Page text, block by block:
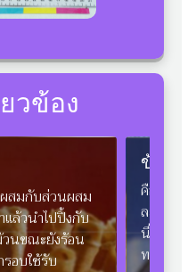
วข้อง
สมกับส่วนผสม
ล้วนำไปปิ้งกับ
นขณะยังร้อน
อบใช้รับ
ข้าวเ
คือ การ
ละเอรีย
นึ่งจนสุก
ทอดก่อน